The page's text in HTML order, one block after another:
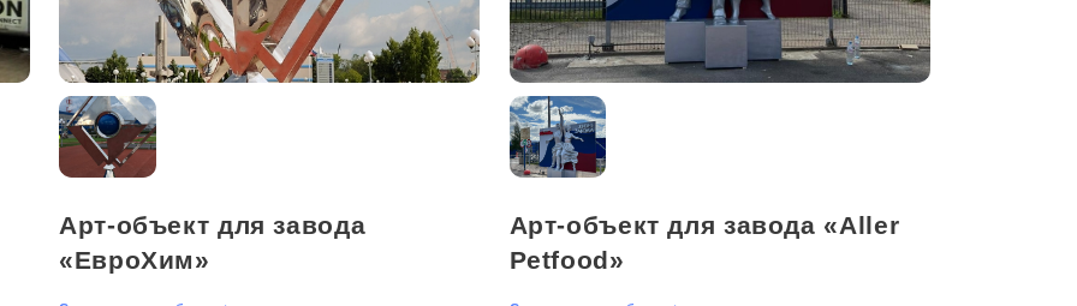
Арт-объект для завода
«ЕвроХим»
Арт-объект для завода «Aller
Petfood»